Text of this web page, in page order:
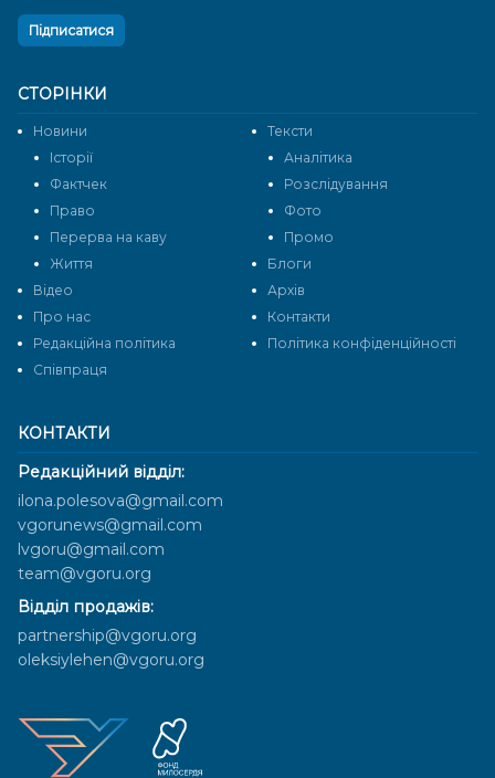
КОНТАКТИ
Редакційний відділ:
ilona.polesova@gmail.com
vgorunews@gmail.com
lvgoru@gmail.com
team@vgoru.org
Відділ продажів:
partnership@vgoru.org
oleksiylehen@vgoru.org
СТОРІНКИ
Новини
Тексти
Історії
Аналітика
Фактчек
Розслідування
Право
Фото
Перерва на каву
Промо
Життя
Блоги
Відео
Архів
Про нас
Контакти
Редакційна політика
Політика конфіденційності
Cпівпраця
Підписатися